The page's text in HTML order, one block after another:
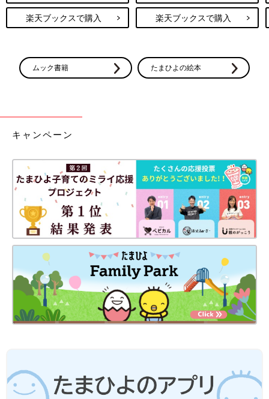
楽天ブックスで購入 楽天ブックスで購入
ムック書籍 たまひよの絵本
キャンペーン